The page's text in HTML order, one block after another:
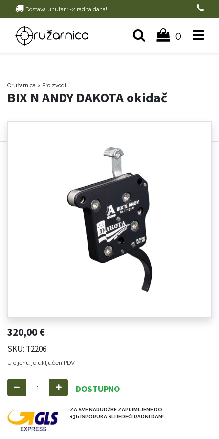
Dostava unutar 1-2 radna dana!
0
Oružarnica > Proizvodi
BIX N ANDY DAKOTA okidač
320,00€
SKU: T2206
U cijenu je uključen PDV.
DOSTUPNO
ZA SVE NARUDŽBE ZAPRIMLJENE DO
13h ISPORUKA SLIJEDEĆI RADNI DAN!